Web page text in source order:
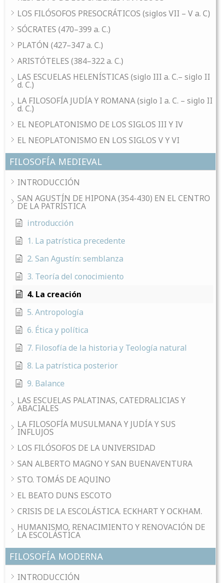
LOS FILÓSOFOS PRESOCRÁTICOS (siglos VII – V a. C)
SÓCRATES (470–399 a. C.)
PLATÓN (427–347 a. C.)
ARISTÓTELES (384–322 a. C.)
LAS ESCUELAS HELENÍSTICAS (siglo III a. C.– siglo II
d. C.)
LA FILOSOFÍA JUDÍA Y ROMANA (siglo I a. C. – siglo II
d. C.)
EL NEOPLATONISMO DE LOS SIGLOS III Y IV
EL NEOPLATONISMO EN LOS SIGLOS V Y VI
FILOSOFÍA MEDIEVAL
INTRODUCCIÓN
SAN AGUSTÍN DE HIPONA (354-430) EN EL CENTRO
DE LA PATRÍSTICA
introducción
1. La patrística precedente
2. San Agustín: semblanza
3. Teoría del conocimiento
4. La creación
5. Antropología
6. Ética y política
7. Filosofía de la historia y Teología natural
8. La patrística posterior
9. Balance
LAS ESCUELAS PALATINAS, CATEDRALICIAS Y
ABACIALES
LA FILOSOFÍA MUSULMANA Y JUDÍA Y SUS
INFLUJOS
LOS FILÓSOFOS DE LA UNIVERSIDAD
SAN ALBERTO MAGNO Y SAN BUENAVENTURA
STO. TOMÁS DE AQUINO
EL BEATO DUNS ESCOTO
CRISIS DE LA ESCOLÁSTICA. ECKHART Y OCKHAM.
HUMANISMO, RENACIMIENTO Y RENOVACIÓN DE
LA ESCOLÁSTICA
FILOSOFÍA MODERNA
INTRODUCCIÓN